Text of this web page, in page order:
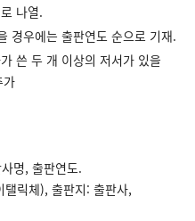
나열.
경우에는 출판연도 순으로 기재.
쓴 두 개 이상의 저서가 있을
가
명, 출판연도.
릭체), 출판지: 출판사,